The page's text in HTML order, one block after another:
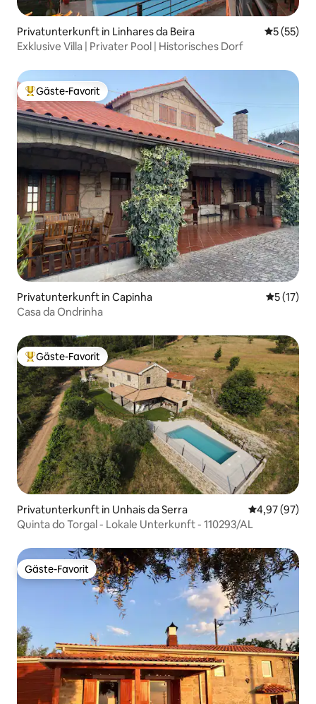
Privatunterkunft in Linhares da Beira
5 (55)
Exklusive Villa | Privater Pool | Historisches Dorf
Beliebter Gäste-Favorit.
Gäste-Favorit
Privatunterkunft in Capinha
5 (17)
Casa da Ondrinha
Beliebter Gäste-Favorit.
Gäste-Favorit
Privatunterkunft in Unhais da Serra
4,97 (97)
Quinta do Torgal - Lokale Unterkunft - 110293/AL
Gäste-Favorit
Gäste-Favorit